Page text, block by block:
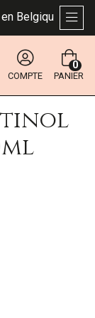
Belgique dès
COMPTE PANIER
0